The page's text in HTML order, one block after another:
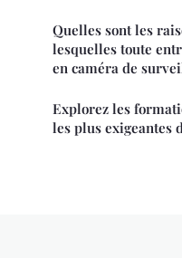
Quelles sont les
lesquelles toute
en caméra de
Explorez les
les plus exigeantes